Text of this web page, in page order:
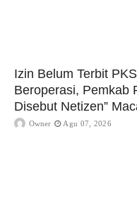
Izin Belum Terbit
Beroperasi, Pemkab
Disebut Netizen”
Owner Agu 07, 2026